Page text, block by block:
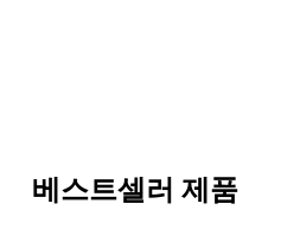
베스트셀러 제품